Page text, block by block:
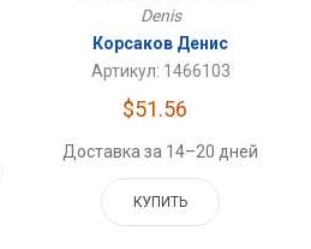
Denis
Корсаков Денис
Артикул: 1466103
$51.56
Доставка за 14–20 дней
КУПИТЬ